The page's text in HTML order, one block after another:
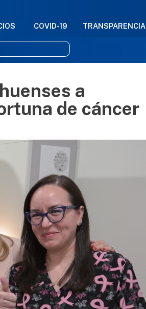
Pasar al contenido principal
COVID-19 TRANSPARENCIA
a
de cáncer